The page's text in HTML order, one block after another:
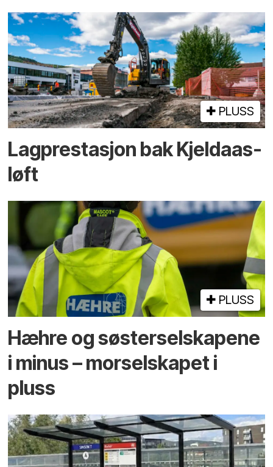
PLUSS
Lagprestasjon bak Kjeldaas-
løft
PLUSS
Hæhre og søster­selskapene
i minus – mor­selskapet i
pluss